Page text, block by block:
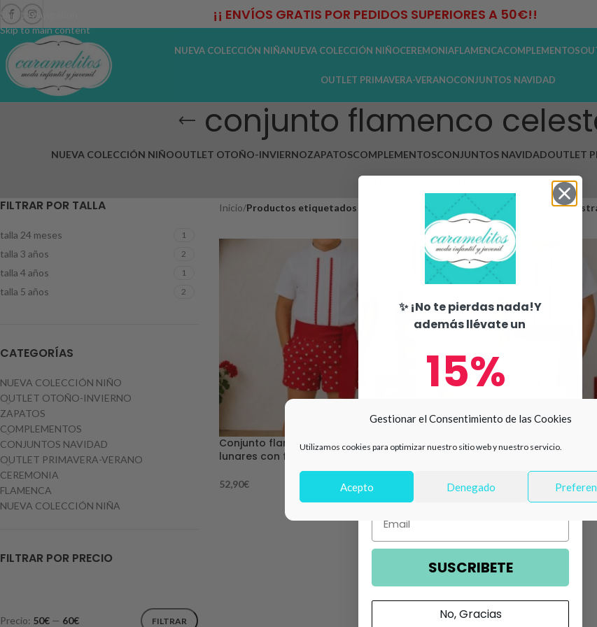
Gestionar el Consentimiento de las Cookies
Utilizamos cookies para optimizar nuestro sitio web y nuestro servicio.
Acepto Denegado
Skip to navigation
Skip to main content
¡¡ ENVÍOS GRATIS POR PEDIDOS SUPERIORES A 50€!!
NUEVA COLECCIÓN NIÑANUEVA COLECCIÓN NIÑOCEREMONIAFLAMENCACOMPLEMENTOS
OUTLET PRIMAVERA-VERANOCONJUNTOS NAVIDAD
conjunto flamenco
NUEVA COLECCIÓN NIÑOOUTLET OTOÑO-INVIERNOZAPATOSCOMPLEMENTOSCONJUNTOS NAVIDADOUTLET
FILTRAR POR TALLA
talla 24 meses 1
talla 3 años 2
talla 4 años 1
talla 5 años 2
CATEGORÍAS
NUEVA COLECCIÓN NIÑO
OUTLET OTOÑO-INVIERNO
ZAPATOS
COMPLEMENTOS
CONJUNTOS NAVIDAD
OUTLET PRIMAVERA-VERANO
CEREMONIA
FLAMENCA
NUEVA COLECCIÓN NIÑA
FILTRAR POR PRECIO
FILTRAR
Precio: 50€ — 60€
Inicio/Productos etiquetados “conjunto flamenco celeste niño”
Conjunto flamenco niño rojo de
lunares con fajín rojo
52,90€
Conjunto flamenco niño celeste
rayado con fajín rojo
52,90€
✨ ¡No te pierdas nada!Y
además llévate un
15%
de descuento en tu primera
SUSCRIBETE
No, Gracias